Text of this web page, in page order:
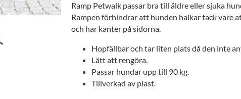
Ramp Petwalk passar bra till äldre eller sjuka
Rampen förhindrar att hunden halkar tack vare
och har kanter på sidorna.
Hopfällbar och tar liten plats då den inte
Lätt att rengöra.
Passar hundar upp till 90 kg.
Tillverkad av plast.